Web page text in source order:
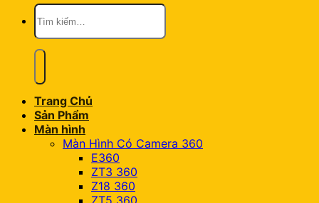
Tìm
kiếm:
Trang Chủ
Sản Phẩm
Màn hình
Màn Hình Có Camera 360
E360
ZT3 360
Z18 360
ZT5 360